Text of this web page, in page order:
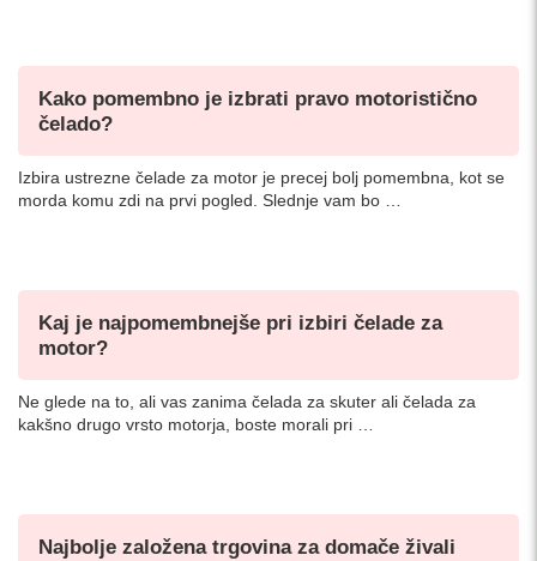
Kako pomembno je izbrati pravo motoristično
čelado?
Izbira ustrezne čelade za motor je precej bolj pomembna, kot se
morda komu zdi na prvi pogled. Slednje vam bo …
Kaj je najpomembnejše pri izbiri čelade za
motor?
Ne glede na to, ali vas zanima čelada za skuter ali čelada za
kakšno drugo vrsto motorja, boste morali pri …
Najbolje založena trgovina za domače živali